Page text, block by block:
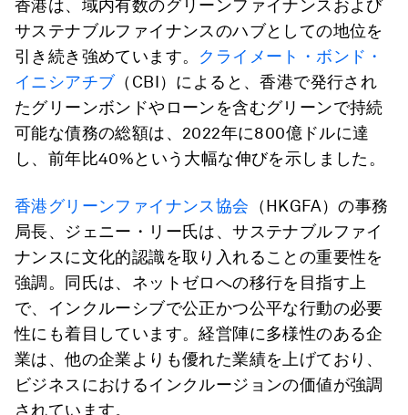
香港は、域内有数のグリーンファイナンスおよび
サステナブルファイナンスのハブとしての地位を
引き続き強めています。 クライメート・ボンド・
イニシアチブ（CBI）によると、香港で発行され
たグリーンボンドやローンを含むグリーンで持続
可能な債務の総額は、2022年に800億ドルに達
し、前年比40%という大幅な伸びを示しました。
香港グリーンファイナンス協会 （HKGFA）の事務
局長、ジェニー・リー氏は、サステナブルファイ
ナンスに文化的認識を取り入れることの重要性を
強調。同氏は、ネットゼロへの移行を目指す上
で、インクルーシブで公正かつ公平な行動の必要
性にも着目しています。経営陣に多様性のある企
業は、他の企業よりも優れた業績を上げており、
ビジネスにおけるインクルージョンの価値が強調
されています。